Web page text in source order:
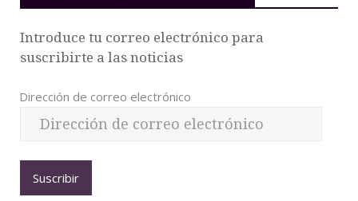
Introduce tu correo electrónico para
suscribirte a las noticias
Dirección de correo electrónico
Suscribir